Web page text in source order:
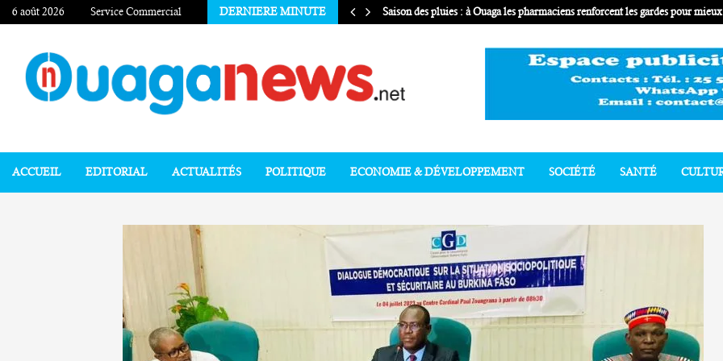
6 août 2026 Service Commercial DERNIERE MINUTE Saison des pluies : à Ouaga les pharmaciens renforcent les gardes pour
ACCUEIL EDITORIAL ACTUALITÉS POLITIQUE ECONOMIE & DÉVELOPPEMENT SOCIÉTÉ SANTÉ